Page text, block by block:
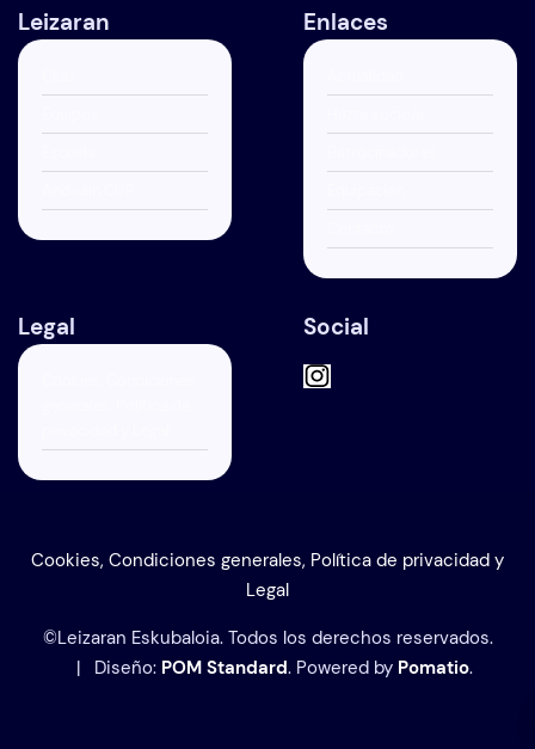
Leizaran Enlaces
Legal Social
Cookies, Condiciones generales, Política de privacidad y
Legal
©Leizaran Eskubaloia. Todos los derechos reservados.
| Diseño: POM Standard. Powered by Pomatio.